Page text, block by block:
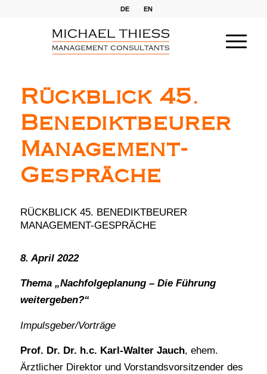
DE EN
Rückblick 45.
Benediktbeurer
Management-
Gespräche
RÜCKBLICK 45. BENEDIKTBEURER
MANAGEMENT-GESPRÄCHE
8. April 2022
Thema „Nachfolgeplanung – Die Führung
weitergeben?“
Impulsgeber/Vorträge
Prof. Dr. Dr. h.c. Karl-Walter Jauch, ehem.
Ärztlicher Direktor und Vorstandsvorsitzender des